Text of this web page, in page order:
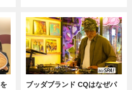
ブッダブランド CQはなぜパ